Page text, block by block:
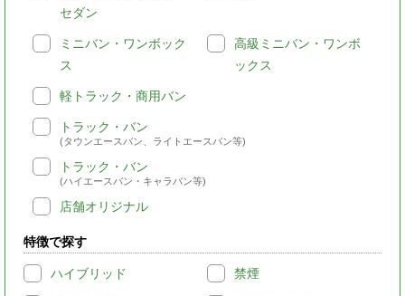
セダン
ミニバン・ワンボック
ス
高級ミニバン・ワンボ
ックス
軽トラック・商用バン
トラック・バン
(タウンエースバン、ライトエースバン等)
トラック・バン
(ハイエースバン・キャラバン等)
店舗オリジナル
特徴で探す
ハイブリッド 禁煙